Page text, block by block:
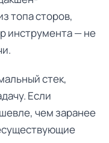
топа сторов,
инструмента — не
стек,
Если
чем заранее